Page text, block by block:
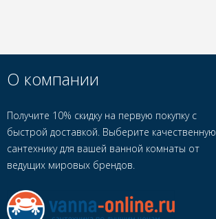
О компании
Получите 10% скидку на первую покупку с
быстрой доставкой. Выберите качественную
сантехнику для вашей ванной комнаты от
ведущих мировых брендов.